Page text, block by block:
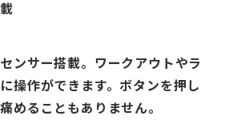
ンサー搭載。ワークアウトやラ
操作ができます。ボタンを押し
めることもありません。